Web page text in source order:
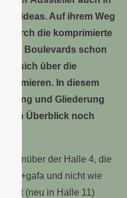
of ideas. Auf ihrem Weg
durch die komprimierte
des Boulevards schon
sich über die
In diesem
und Gliederung
Überblick noch
der Halle 4, die
und nicht wie
(neu in Halle 11)